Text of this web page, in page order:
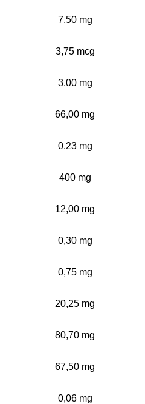
7,50 mg
3,75 mcg
3,00 mg
66,00 mg
0,23 mg
400 mg
12,00 mg
0,30 mg
0,75 mg
20,25 mg
80,70 mg
67,50 mg
0,06 mg